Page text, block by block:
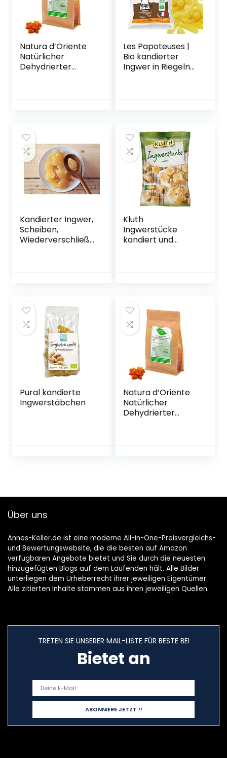
Natura d’Oriente
Natürlicher
Dehydrierter
Les Papoteuses |
Bio kandierter
Ingwer in Riegeln
| Ohne
Konservierungsmit
tel
Kandierter Ingwer,
Scheiben,
Wiederverschließb
Kluth
Ingwerstücke
kandiert und
Pural kandierte
Ingwerstäbchen
Natura d’Oriente
Natürlicher
Dehydrierter
Über uns
Annes-Keller.de ist eine moderne All-in-One-Preisvergleichs-
und Bewertungswebsite, die die besten auf Amazon
verfügbaren Angebote bietet und Sie durch die neuesten
hinzugefügten Blogs auf dem Laufenden hält. Alle Bilder
unterliegen dem Urheberrecht ihrer jeweiligen Eigentümer.
Alle zitierten Inhalte stammen aus ihren jeweiligen Quellen.
TRETEN SIE UNSERER MAIL-LISTE FÜR BESTE BEI
Bietet an